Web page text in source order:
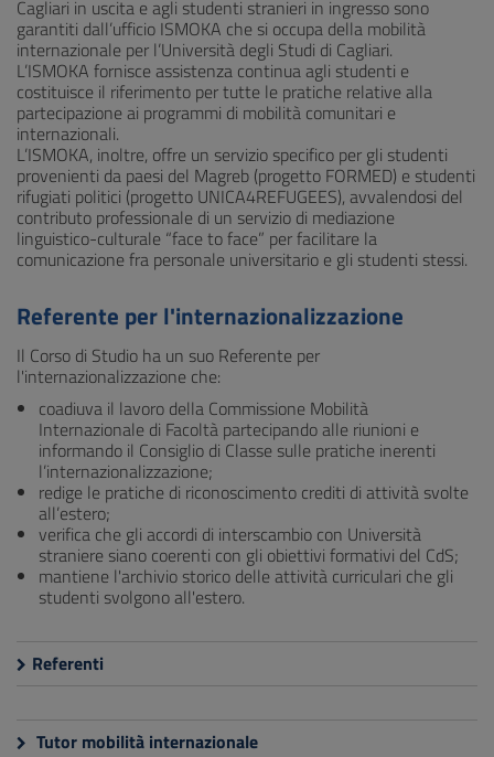
Cagliari in uscita e agli studenti stranieri in ingresso sono
garantiti dall’ufficio ISMOKA che si occupa della mobilità
internazionale per l’Università degli Studi di Cagliari.
L’ISMOKA fornisce assistenza continua agli studenti e
costituisce il riferimento per tutte le pratiche relative alla
partecipazione ai programmi di mobilità comunitari e
internazionali.
L’ISMOKA, inoltre, offre un servizio specifico per gli studenti
provenienti da paesi del Magreb (progetto FORMED) e studenti
rifugiati politici (progetto UNICA4REFUGEES), avvalendosi del
contributo professionale di un servizio di mediazione
linguistico-culturale “face to face” per facilitare la
comunicazione fra personale universitario e gli studenti stessi.
Referente per l'internazionalizzazione
Il Corso di Studio ha un suo Referente per
l'internazionalizzazione che:
coadiuva il lavoro della Commissione Mobilità
Internazionale di Facoltà partecipando alle riunioni e
informando il Consiglio di Classe sulle pratiche inerenti
l’internazionalizzazione;
redige le pratiche di riconoscimento crediti di attività svolte
all’estero;
verifica che gli accordi di interscambio con Università
straniere siano coerenti con gli obiettivi formativi del CdS;
mantiene l'archivio storico delle attività curriculari che gli
studenti svolgono all'estero.
Referenti
Tutor mobilità internazionale